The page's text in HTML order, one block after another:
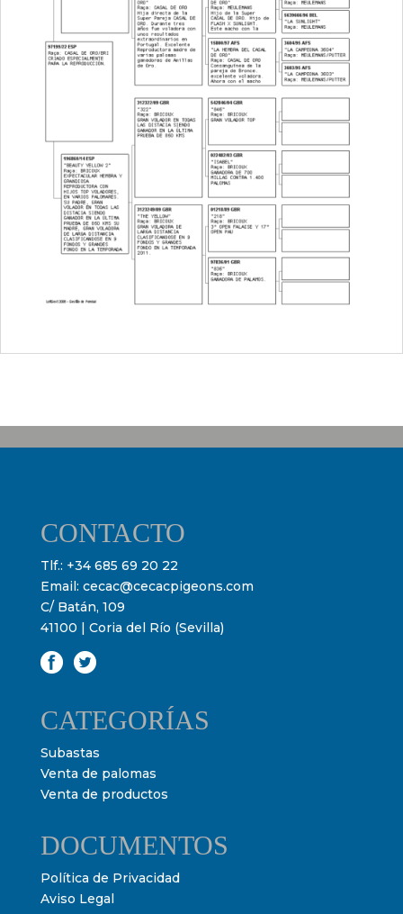
CONTACTO
Tlf.: +34 685 69 20 22
Email: cecac@cecacpigeons.com
C/ Batán, 109
41100 | Coria del Río (Sevilla)
CATEGORÍAS
Subastas
Venta de palomas
Venta de productos
DOCUMENTOS
Política de Privacidad
Aviso Legal